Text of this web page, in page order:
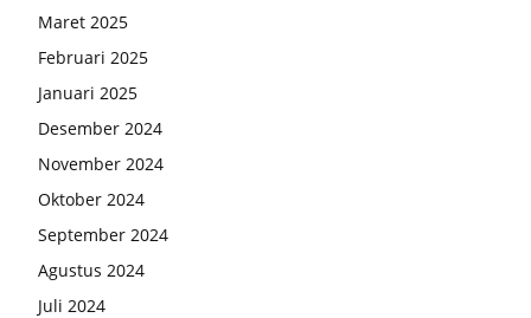
Maret 2025
Februari 2025
Januari 2025
Desember 2024
November 2024
Oktober 2024
September 2024
Agustus 2024
Juli 2024